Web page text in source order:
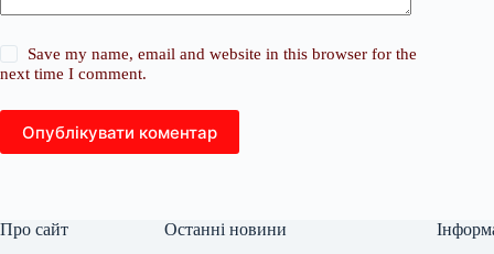
Save my name, email and website in this browser for the
next time I comment.
Опублікувати коментар
Про сайт Останні новини